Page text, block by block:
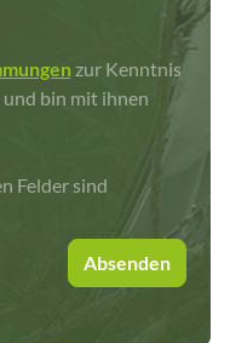
zur Kenntnis
und bin mit ihnen
Felder sind
Absenden